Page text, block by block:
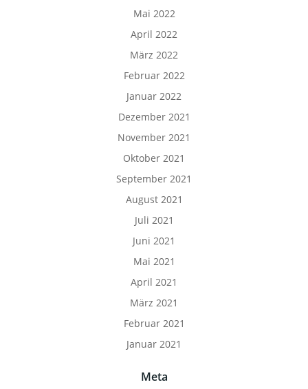
Mai 2022
April 2022
März 2022
Februar 2022
Januar 2022
Dezember 2021
November 2021
Oktober 2021
September 2021
August 2021
Juli 2021
Juni 2021
Mai 2021
April 2021
März 2021
Februar 2021
Januar 2021
Meta